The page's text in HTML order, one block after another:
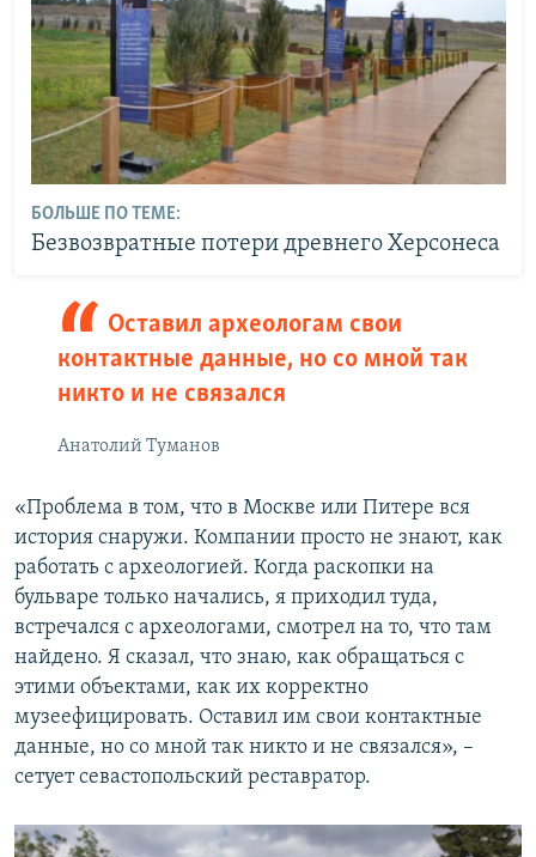
БОЛЬШЕ ПО ТЕМЕ:
Безвозвратные потери древнего Херсонеса
Оставил археологам свои
контактные данные, но со мной так
никто и не связался
Анатолий Туманов
«Проблема в том, что в Москве или Питере вся
история снаружи. Компании просто не знают, как
работать с археологией. Когда раскопки на
бульваре только начались, я приходил туда,
встречался с археологами, смотрел на то, что там
найдено. Я сказал, что знаю, как обращаться с
этими объектами, как их корректно
музеефицировать. Оставил им свои контактные
данные, но со мной так никто и не связался», –
сетует севастопольский реставратор.